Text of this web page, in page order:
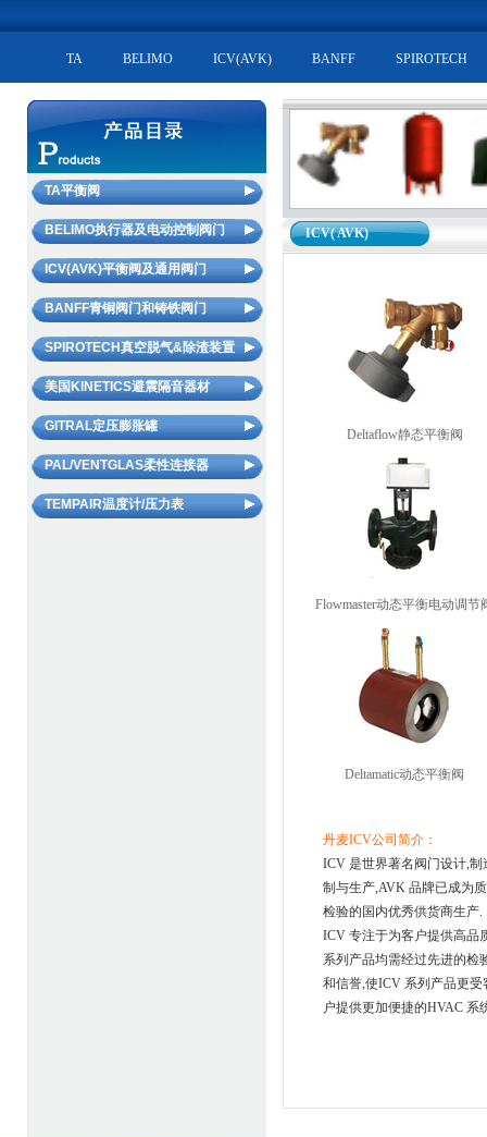
TA BELIMO ICV(AVK) BANFF SPIROTECH
TA平衡阀
静态平衡阀STAD/STAF
动态流量平衡阀YR/WS
STAP压差控制器
电动平衡二通阀TBV-C
动态平衡电动调节阀KTM512
平衡调试仪SCOPE
BELIMO执行器及电动控制阀门
电动二通阀R2/R6
电动三通阀R3
电动座阀H
蒸汽电动球阀
电动蝶阀
FCU电动二通阀及温控器
防火排烟风门执行器
VAV系统方案
ICV(AVK)平衡阀及通用阀门
ICV静态平衡阀Deltaflow
ICV动态平衡电动调节阀Flowmaster
ICV动态平衡电动二通阀Flowmaster FC
ICV动态流量平衡阀Deltamatic
ICV电动控制阀
ICV 通用阀门(青铜和铸铁阀门)
BANFF青铜阀门和铸铁阀门
BANFF青铜阀门
BANFF铸铁阀门
SPIROTECH真空脱气&除渣装置
自动排气阀（不漏液型）
太阳能自动排气阀
微气泡处理器（空气分离器）
真空脱气机
螺旋除污器
美国KINETICS避震隔音器材
美国KINETICS避震隔音器材
GITRAL定压膨胀罐
隔膜罐（膨胀罐）
不锈钢隔膜罐（膨胀罐）
PAL/VENTGLAS柔性连接器
PAL柔性连接器（常温型）
TEMPAIR温度计/压力表
ICV( AVK)
Deltaflow静态平衡阀
Flowmaster动态平衡电动调节
Deltamatic动态平衡阀
丹麦ICV公司简介：
ICV 是世界著名阀门设计,
制与生产,AVK 品牌已成为
检验的国内优秀供货商生产.
ICV 专注于为客户提供高品
系列产品均需经过先进的检
和信誉,使ICV 系列产品更
户提供更加便捷的HVAC